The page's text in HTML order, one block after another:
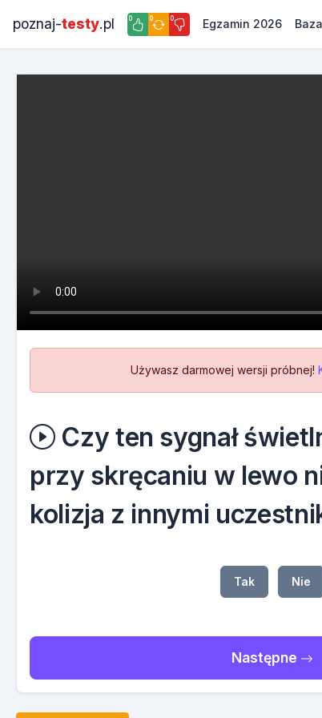
poznaj-testy.pl 0 0 0 Egzamin 2026
Używasz darmowej wersji próbnej!
Czy ten sygnał
przy skręcaniu w lewo
kolizja z innymi
Tak Nie
Następne